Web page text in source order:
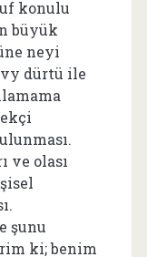
konulu
büyük
neyi
dürtü ile
ve olası
şunu
ki; benim